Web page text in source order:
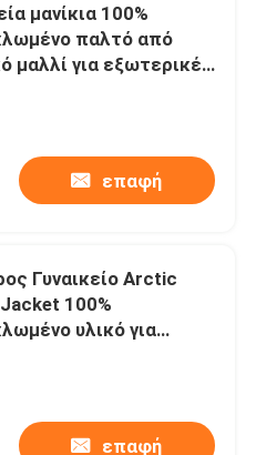
μανίκια 100%
παλτό από
μαλλί για εξωτερικές
επαφή
Γυναικείο Arctic
100%
υλικό για
επαφή